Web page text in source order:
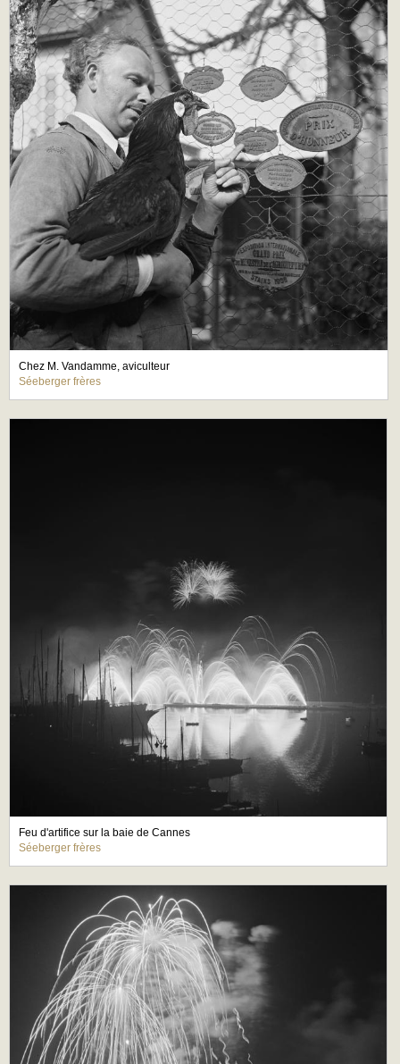
Chez M. Vandamme, aviculteur
Séeberger frères
Feu d'artifice sur la baie de Cannes
Séeberger frères